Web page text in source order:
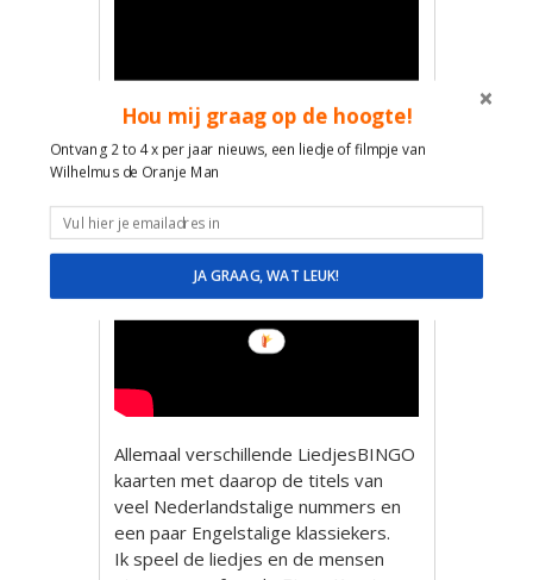
Allemaal verschillende LiedjesBINGO
kaarten met daarop de titels van
veel Nederlandstalige nummers en
een paar Engelstalige klassiekers.
Ik speel de liedjes en de mensen
Hou mij graag op de hoogte!
Ontvang 2 to 4 x per jaar nieuws, een liedje of filmpje van
Wilhelmus de Oranje Man
JA GRAAG, WAT LEUK!